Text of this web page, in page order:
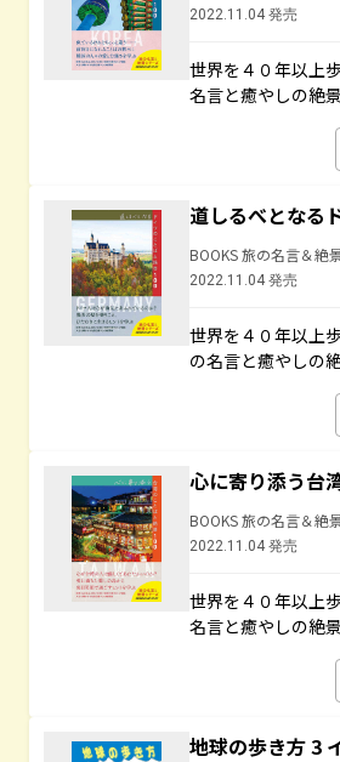
2022.11.04 発売
世界を４０年以上
名言と癒やしの絶
道しるべとなる
BOOKS 旅の名言＆絶
2022.11.04 発売
世界を４０年以上
の名言と癒やしの
心に寄り添う台
BOOKS 旅の名言＆絶
2022.11.04 発売
世界を４０年以上
名言と癒やしの絶
地球の歩き方 3